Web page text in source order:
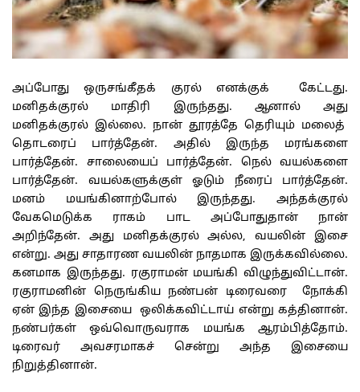
அப்போது ஒருசங்கீதக் குரல் எனக்குக் கேட்டது.
மனிதக்குரல் மாதிரி இருந்தது. ஆனால் அது
மனிதக்குரல் இல்லை. நான் தூரத்தே தெரியும் மலைத்
தொடரைப் பார்த்தேன். அதில் இருந்த மரங்களை
பார்த்தேன். சாலையைப் பார்த்தேன். நெல் வயல்களை
பார்த்தேன். வயல்களுக்குள் ஓடும் நீரைப் பார்த்தேன்.
மனம் மயங்கினாற்போல் இருந்தது. அந்தக்குரல்
வேகமெடுக்க ராகம் பாட அப்போதுதான் நான்
அறிந்தேன். அது மனிதக்குரல் அல்ல, வயலின் இசை
என்று. அது சாதாரண வயலின் நாதமாக இருக்கவில்லை.
கனமாக இருந்தது. ரகுராமன் மயங்கி விழுந்துவிட்டான்.
ரகுராமனின் நெருங்கிய நண்பன் டிரைவரை நோக்கி
ஏன் இந்த இசையை ஒலிக்கவிட்டாய் என்று கத்தினான்.
நண்பர்கள் ஒவ்வொருவராக மயங்க ஆரம்பித்தோம்.
டிரைவர் அவசரமாகச் சென்று அந்த இசையை
நிறுத்தினான்.